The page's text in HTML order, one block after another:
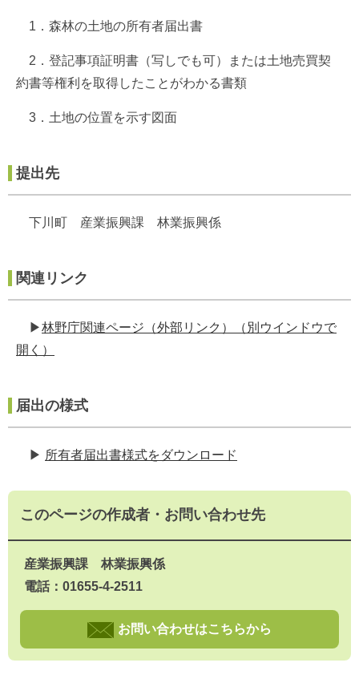
1．森林の土地の所有者届出書
2．登記事項証明書（写しでも可）または土地売買契
約書等権利を取得したことがわかる書類
3．土地の位置を示す図面
提出先
下川町 産業振興課 林業振興係
関連リンク
▶林野庁関連ページ（外部リンク）（別ウインドウで
開く）
届出の様式
▶ 所有者届出書様式をダウンロード
このページの作成者・お問い合わせ先
産業振興課 林業振興係
電話：01655-4-2511
お問い合わせはこちらから